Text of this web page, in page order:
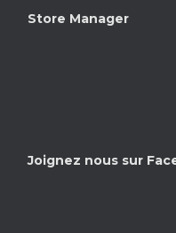
Store Manager
Joignez nous sur